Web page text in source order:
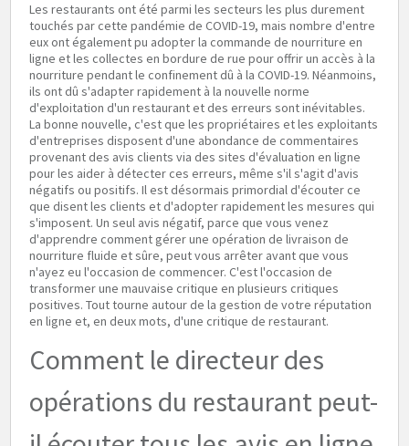
Les restaurants ont été parmi les secteurs les plus durement
touchés par cette pandémie de COVID-19, mais nombre d'entre
eux ont également pu adopter la commande de nourriture en
ligne et les collectes en bordure de rue pour offrir un accès à la
nourriture pendant le confinement dû à la COVID-19. Néanmoins,
ils ont dû s'adapter rapidement à la nouvelle norme
d'exploitation d'un restaurant et des erreurs sont inévitables.
La bonne nouvelle, c'est que les propriétaires et les exploitants
d'entreprises disposent d'une abondance de commentaires
provenant des avis clients via des sites d'évaluation en ligne
pour les aider à détecter ces erreurs, même s'il s'agit d'avis
négatifs ou positifs. Il est désormais primordial d'écouter ce
que disent les clients et d'adopter rapidement les mesures qui
s'imposent. Un seul avis négatif, parce que vous venez
d'apprendre comment gérer une opération de livraison de
nourriture fluide et sûre, peut vous arrêter avant que vous
n'ayez eu l'occasion de commencer. C'est l'occasion de
transformer une mauvaise critique en plusieurs critiques
positives. Tout tourne autour de la gestion de votre réputation
en ligne et, en deux mots, d'une critique de restaurant.
Comment le directeur des
opérations du restaurant peut-